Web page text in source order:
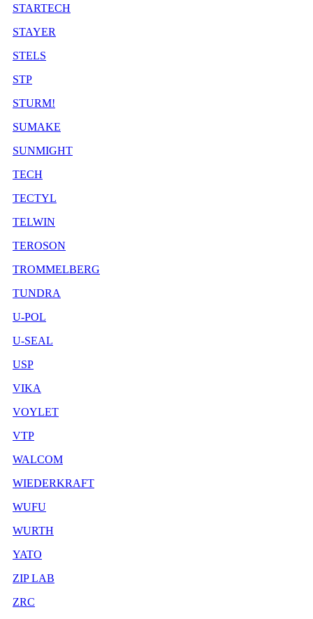
STARTECH
STAYER
STELS
STP
STURM!
SUMAKE
SUNMIGHT
TECH
TECTYL
TELWIN
TEROSON
TROMMELBERG
TUNDRA
U-POL
U-SEAL
USP
VIKA
VOYLET
VTP
WALCOM
WIEDERKRAFT
WUFU
WURTH
YATO
ZIP LAB
ZRC